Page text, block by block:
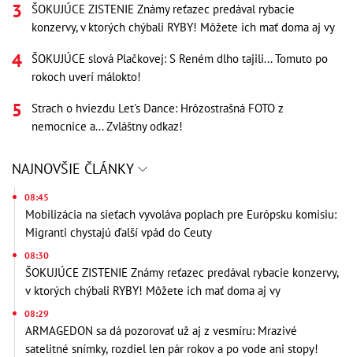
ŠOKUJÚCE ZISTENIE Známy reťazec predával rybacie
konzervy, v ktorých chýbali RYBY! Môžete ich mať doma aj vy
ŠOKUJÚCE slová Plačkovej: S Reném dlho tajili... Tomuto po
rokoch uverí málokto!
Strach o hviezdu Let's Dance: Hrôzostrašná FOTO z
nemocnice a... Zvláštny odkaz!
NAJNOVŠIE ČLÁNKY
08:45
Mobilizácia na sieťach vyvoláva poplach pre Európsku komisiu:
Migranti chystajú ďalší vpád do Ceuty
08:30
ŠOKUJÚCE ZISTENIE Známy reťazec predával rybacie konzervy,
v ktorých chýbali RYBY! Môžete ich mať doma aj vy
08:29
ARMAGEDON sa dá pozorovať už aj z vesmíru: Mrazivé
satelitné snímky, rozdiel len pár rokov a po vode ani stopy!